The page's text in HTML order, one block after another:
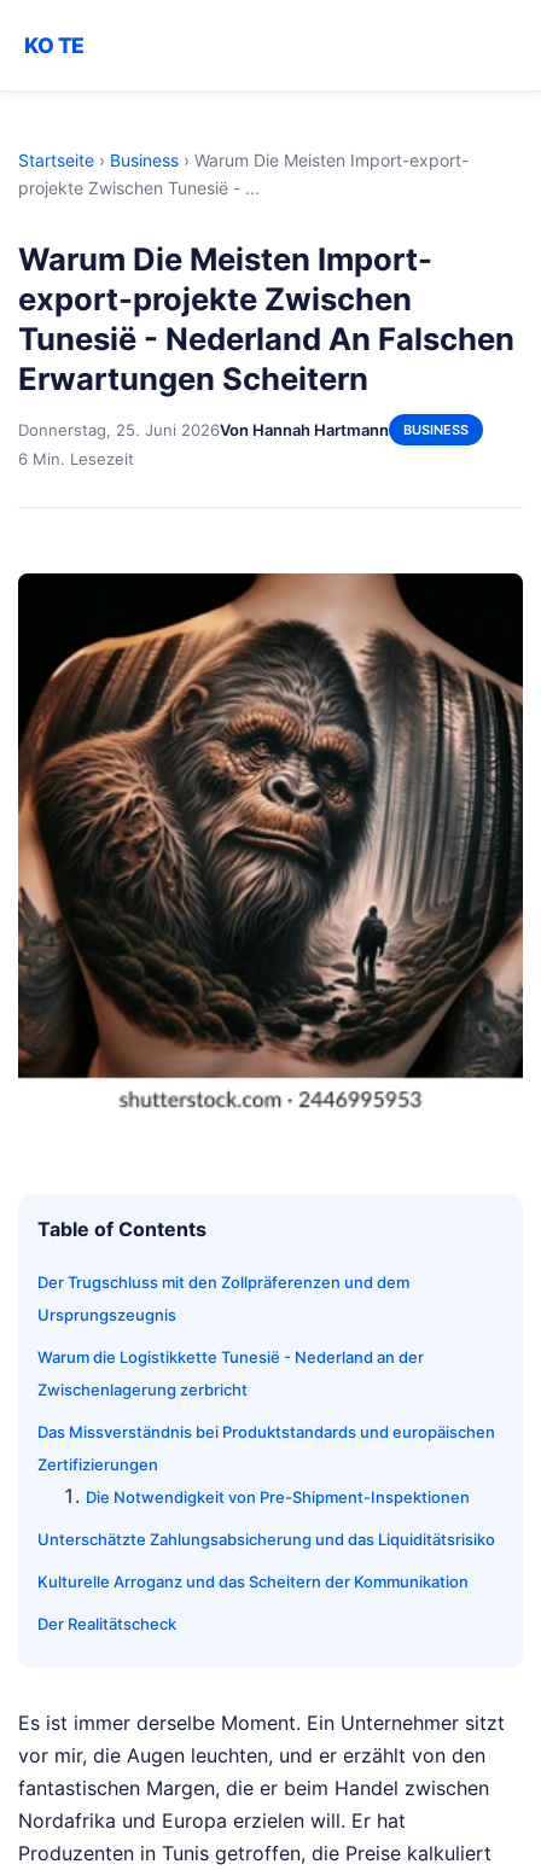
KO TE
Startseite › Business › Warum Die Meisten Import-export-
projekte Zwischen Tunesië - ...
Warum Die Meisten Import-
export-projekte Zwischen
Tunesië - Nederland An Falschen
Erwartungen Scheitern
Donnerstag, 25. Juni 2026Von Hannah Hartmann BUSINESS
6 Min. Lesezeit
Table of Contents
Der Trugschluss mit den Zollpräferenzen und dem
Ursprungszeugnis
Warum die Logistikkette Tunesië - Nederland an der
Zwischenlagerung zerbricht
Das Missverständnis bei Produktstandards und europäischen
Zertifizierungen
Die Notwendigkeit von Pre-Shipment-Inspektionen
Unterschätzte Zahlungsabsicherung und das Liquiditätsrisiko
Kulturelle Arroganz und das Scheitern der Kommunikation
Der Realitätscheck
Es ist immer derselbe Moment. Ein Unternehmer sitzt
vor mir, die Augen leuchten, und er erzählt von den
fantastischen Margen, die er beim Handel zwischen
Nordafrika und Europa erzielen will. Er hat
Produzenten in Tunis getroffen, die Preise kalkuliert